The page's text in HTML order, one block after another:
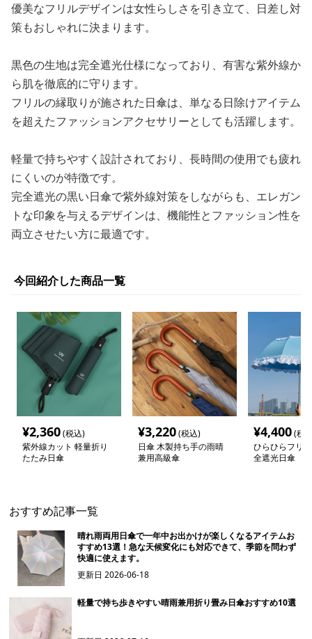
優美なフリルデザインは女性らしさを引き立て、日差し対
策もおしゃれに決まります。
黒色の生地は完全遮光仕様になっており、有害な紫外線か
ら肌を徹底的に守ります。
フリルの縁取りが施された日傘は、単なる日除けアイテム
を超えたファッションアクセサリーとしても活躍します。
軽量で持ちやすく設計されており、長時間の使用でも疲れ
にくいのが特徴です。
完全遮光の黒い日傘で紫外線対策をしながらも、エレガン
トな印象を与えるデザインは、機能性とファッション性を
両立させたい方に最適です。
今回紹介した商品一覧
¥2,360(税込)
紫外線カット 軽量折り
たたみ日傘
¥3,220(税込)
日傘 木製持ち手の雨晴
兼用高級傘
¥4,400(税
ひらひらフリ
全遮光日傘
おすすめ記事一覧
晴れ雨両用日傘で一年中お出かけが楽しくなるアイテムお
すすめ13選！急な天候変化にも対応できて、季節を問わず
快適に使えます。
更新日2026-06-18
軽量で持ち歩きやすい晴雨兼用折り畳み日傘おすすめ10選